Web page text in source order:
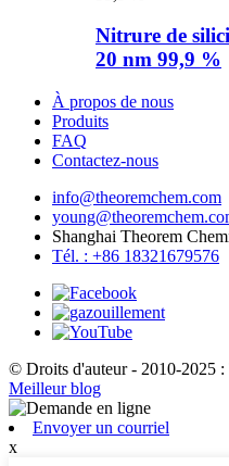
Nitrure de
20 nm 99,9 %
À propos de nous
Produits
FAQ
Contactez-nous
info@theoremchem.com
Shanghai Theorem
Tél. : +86 18321679576
© Droits d'auteur - 2010-2025 :
Meilleur blog
Envoyer un courriel
x